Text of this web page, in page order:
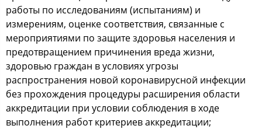
работы по исследованиям (испытаниям) и
измерениям, оценке соответствия, связанные с
мероприятиями по защите здоровья населения и
предотвращением причинения вреда жизни,
здоровью граждан в условиях угрозы
распространения новой коронавирусной инфекции
без прохождения процедуры расширения области
аккредитации при условии соблюдения в ходе
выполнения работ критериев аккредитации;